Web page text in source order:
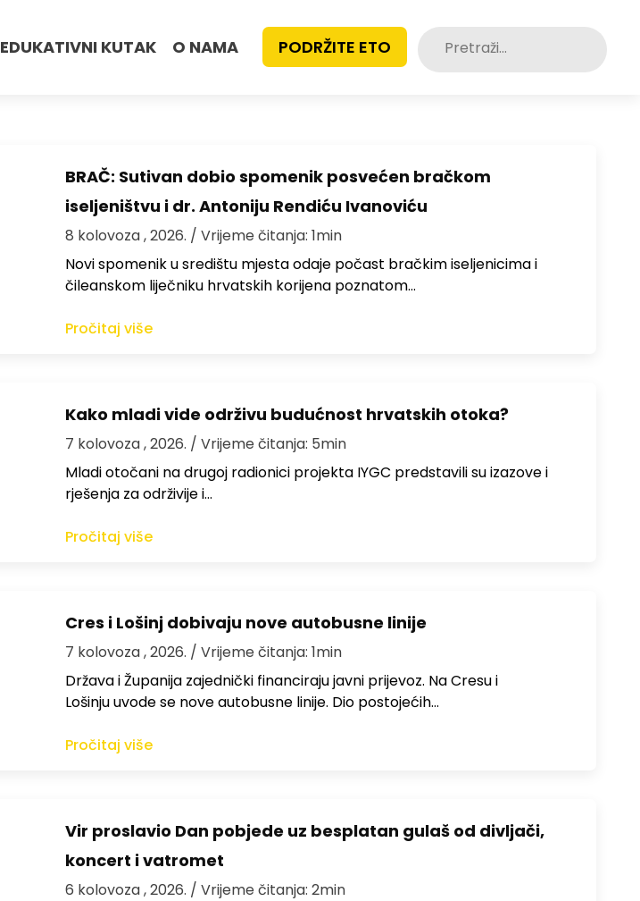
EDUKATIVNI KUTAK O NAMA PODRŽITE ETO Pretraži:
BRAČ: Sutivan dobio spomenik posvećen bračkom
iseljeništvu i dr. Antoniju Rendiću Ivanoviću
8 kolovoza , 2026. / Vrijeme čitanja: 1min
Novi spomenik u središtu mjesta odaje počast bračkim iseljenicima i
čileanskom liječniku hrvatskih korijena poznatom…
Pročitaj više
Kako mladi vide održivu budućnost hrvatskih otoka?
7 kolovoza , 2026. / Vrijeme čitanja: 5min
Mladi otočani na drugoj radionici projekta IYGC predstavili su izazove i
rješenja za održivije i…
Pročitaj više
Cres i Lošinj dobivaju nove autobusne linije
7 kolovoza , 2026. / Vrijeme čitanja: 1min
Država i Županija zajednički financiraju javni prijevoz. Na Cresu i
Lošinju uvode se nove autobusne linije. Dio postojećih…
Pročitaj više
Vir proslavio Dan pobjede uz besplatan gulaš od divljači,
koncert i vatromet
6 kolovoza , 2026. / Vrijeme čitanja: 2min